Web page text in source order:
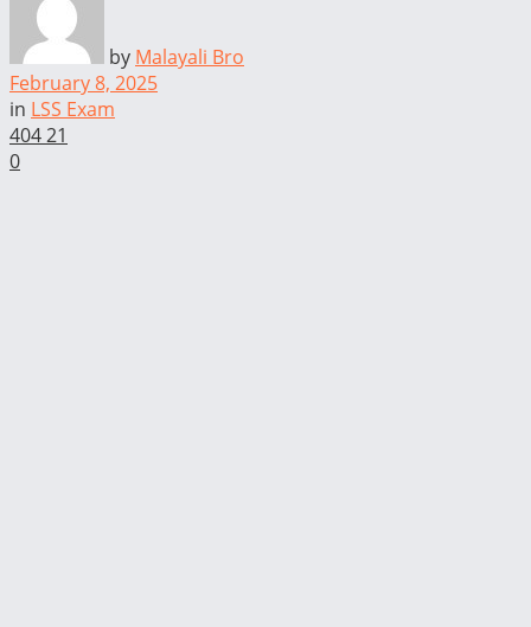
by Malayali Bro
February 8, 2025
in LSS Exam
40421
0